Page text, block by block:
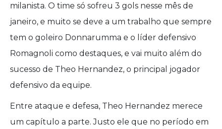
milanista. O time só sofreu 3 gols nesse mês de
janeiro, e muito se deve a um trabalho que sempre
tem o goleiro Donnarumma e o líder defensivo
Romagnoli como destaques, e vai muito além do
sucesso de Theo Hernandez, o principal jogador
defensivo da equipe.
Entre ataque e defesa, Theo Hernandez merece
um capítulo a parte. Justo ele que no período em